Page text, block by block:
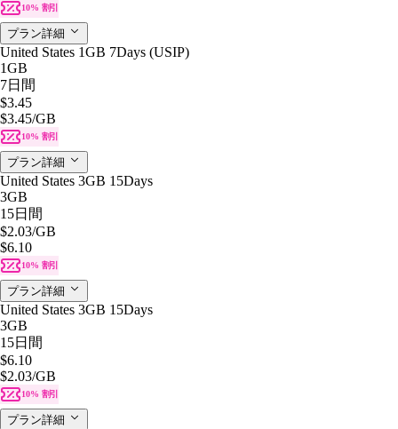
10% 割引
プラン詳細
United States 1GB 7Days (USIP)
1GB
7日間
$3.45
$3.45/GB
10% 割引
プラン詳細
United States 3GB 15Days
3GB
15日間
$2.03/GB
$6.10
10% 割引
プラン詳細
United States 3GB 15Days
3GB
15日間
$6.10
$2.03/GB
10% 割引
プラン詳細